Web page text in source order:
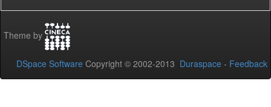
Theme by
DSpace Software Copyright © 2002-2013 Duraspace - Feedback